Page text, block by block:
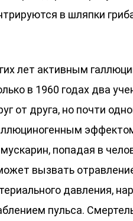
в шляпки
лет активным
в 1960 годах два
от друга, но почти
попадая в
вызвать
давления,
пульса.